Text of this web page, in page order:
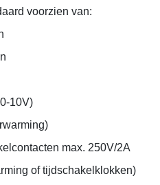
voorzien van:
10V)
max. 250V/2A
of tijdschakelklokken)